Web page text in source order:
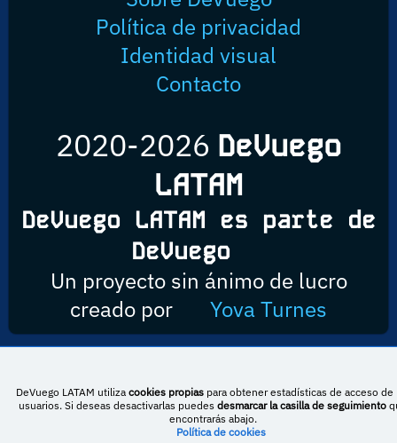
Política de privacidad
Identidad visual
Contacto
2020-2026 DeVuego
LATAM
DeVuego LATAM es parte de
DeVuego
Un proyecto sin ánimo de lucro
creado por
Yova Turnes
Esta obra está bajo una licencia de Creative Commons Reconocimiento-
NoComercial-CompartirIgual 4.0 Internacional
DeVuego LATAM utiliza cookies propiaspara obtener estadísticas de acceso de
usuarios. Si deseas desactivarlas puedes desmarcar la casilla de seguimiento
encontrarás abajo.
Política de cookies